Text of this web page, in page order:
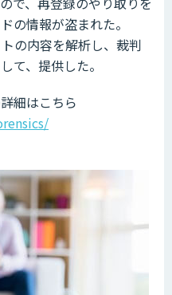
の情報が盗まれた。
の内容を解析し、裁判
て、提供した。
細はこちら